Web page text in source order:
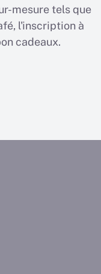
mesure tels que
l'inscription à
cadeaux.